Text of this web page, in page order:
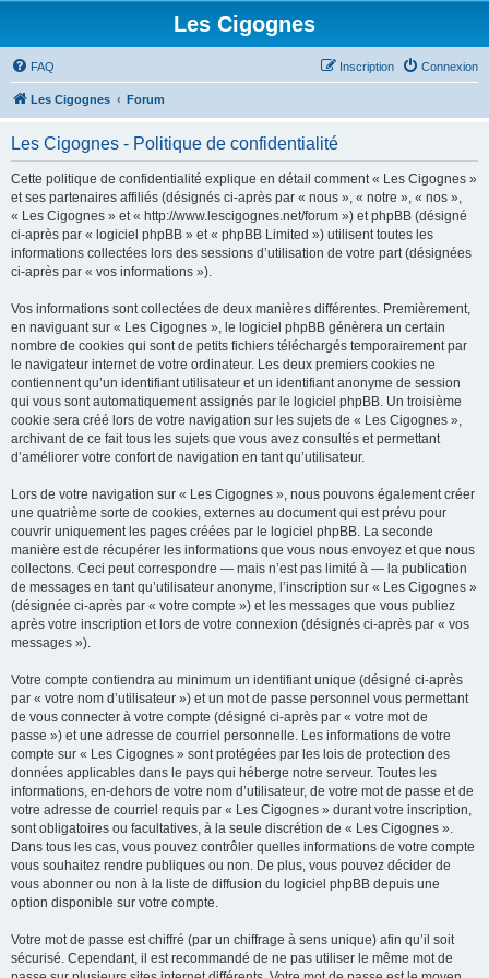
Les Cigognes
FAQ Connexion
Inscription
Les Cigognes Forum
Les Cigognes - Politique de confidentialité
Cette politique de confidentialité explique en détail comment « Les Cigognes »
et ses partenaires affiliés (désignés ci-après par « nous », « notre », « nos »,
« Les Cigognes » et « http://www.lescigognes.net/forum ») et phpBB (désigné
ci-après par « logiciel phpBB » et « phpBB Limited ») utilisent toutes les
informations collectées lors des sessions d’utilisation de votre part (désignées
ci-après par « vos informations »).
Vos informations sont collectées de deux manières différentes. Premièrement,
en naviguant sur « Les Cigognes », le logiciel phpBB génèrera un certain
nombre de cookies qui sont de petits fichiers téléchargés temporairement par
le navigateur internet de votre ordinateur. Les deux premiers cookies ne
contiennent qu’un identifiant utilisateur et un identifiant anonyme de session
qui vous sont automatiquement assignés par le logiciel phpBB. Un troisième
cookie sera créé lors de votre navigation sur les sujets de « Les Cigognes »,
archivant de ce fait tous les sujets que vous avez consultés et permettant
d’améliorer votre confort de navigation en tant qu’utilisateur.
Lors de votre navigation sur « Les Cigognes », nous pouvons également créer
une quatrième sorte de cookies, externes au document qui est prévu pour
couvrir uniquement les pages créées par le logiciel phpBB. La seconde
manière est de récupérer les informations que vous nous envoyez et que nous
collectons. Ceci peut correspondre — mais n’est pas limité à — la publication
de messages en tant qu’utilisateur anonyme, l’inscription sur « Les Cigognes »
(désignée ci-après par « votre compte ») et les messages que vous publiez
après votre inscription et lors de votre connexion (désignés ci-après par « vos
messages »).
Votre compte contiendra au minimum un identifiant unique (désigné ci-après
par « votre nom d’utilisateur ») et un mot de passe personnel vous permettant
de vous connecter à votre compte (désigné ci-après par « votre mot de
passe ») et une adresse de courriel personnelle. Les informations de votre
compte sur « Les Cigognes » sont protégées par les lois de protection des
données applicables dans le pays qui héberge notre serveur. Toutes les
informations, en-dehors de votre nom d’utilisateur, de votre mot de passe et de
votre adresse de courriel requis par « Les Cigognes » durant votre inscription,
sont obligatoires ou facultatives, à la seule discrétion de « Les Cigognes ».
Dans tous les cas, vous pouvez contrôler quelles informations de votre compte
vous souhaitez rendre publiques ou non. De plus, vous pouvez décider de
vous abonner ou non à la liste de diffusion du logiciel phpBB depuis une
option disponible sur votre compte.
Votre mot de passe est chiffré (par un chiffrage à sens unique) afin qu’il soit
sécurisé. Cependant, il est recommandé de ne pas utiliser le même mot de